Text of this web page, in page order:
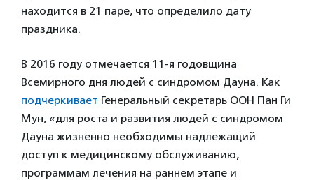
находится в 21 паре, что определило дату
праздника.
В 2016 году отмечается 11-я годовщина
Всемирного дня людей с синдромом Дауна. Как
подчеркивает Генеральный секретарь ООН Пан Ги
Мун, «для роста и развития людей с синдромом
Дауна жизненно необходимы надлежащий
доступ к медицинскому обслуживанию,
программам лечения на раннем этапе и